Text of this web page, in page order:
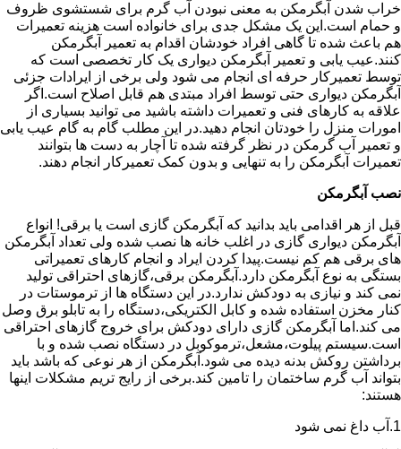
خراب شدن آبگرمکن به معنی نبودن آب گرم برای شستشوی ظروف
و حمام است.این یک مشکل جدی برای خانواده است هزینه تعمیرات
هم باعث شده تا گاهی افراد خودشان اقدام به تعمیر آبگرمکن
کنند.عیب یابی و تعمیر آبگرمکن دیواری یک کار تخصصی است که
توسط تعمیرکار حرفه ای انجام می شود ولی برخی از ایرادات جزئی
آبگرمکن دیواری حتی توسط افراد مبتدی هم قابل اصلاح است.اگر
علاقه به کارهای فنی و تعمیرات داشته باشید می توانید بسیاری از
امورات منزل را خودتان انجام دهید.در این مطلب گام به گام عیب یابی
و تعمیر آب گرمکن در نظر گرفته شده تا آچار به دست ها بتوانند
تعمیرات آبگرمکن را به تنهایی و بدون کمک تعمیرکار انجام دهند.
نصب آبگرمکن
قبل از هر اقدامی باید بدانید که آبگرمکن گازی است یا برقی! انواع
آبگرمکن دیواری گازی در اغلب خانه ها نصب شده ولی تعداد آبگرمکن
های برقی هم کم نیست.پیدا کردن ایراد و انجام کارهای تعمیراتی
بستگی به نوع آبگرمکن دارد.آبگرمکن برقی،گازهای احتراقی تولید
نمی کند و نیازی به دودکش ندارد.در این دستگاه ها از ترموستات در
کنار مخزن استفاده شده و کابل الکتریکی،دستگاه را به تابلو برق وصل
می کند.اما آبگرمکن گازی دارای دودکش برای خروج گازهای احتراقی
است.سیستم پیلوت،مشعل،ترموکوبل در دستگاه نصب شده و با
برداشتن روکش بدنه دیده می شود.آبگرمکن از هر نوعی که باشد باید
بتواند آب گرم ساختمان را تامین کند.برخی از رایج تریم مشکلات اینها
هستند:
1.آب داغ نمی شود